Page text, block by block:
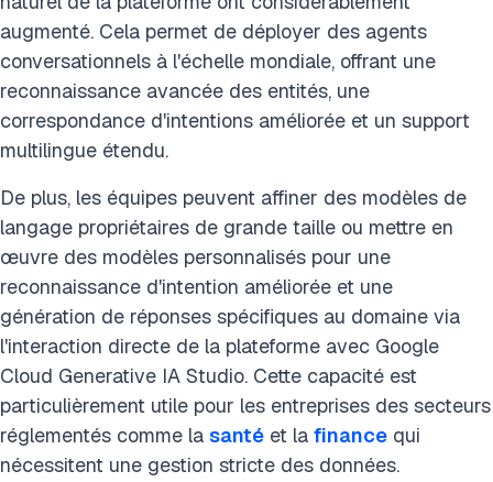
augmenté. Cela permet de déployer des agents
conversationnels à l'échelle mondiale, offrant une
reconnaissance avancée des entités, une
correspondance d'intentions améliorée et un support
multilingue étendu.
De plus, les équipes peuvent affiner des modèles de
langage propriétaires de grande taille ou mettre en
œuvre des modèles personnalisés pour une
reconnaissance d'intention améliorée et une
génération de réponses spécifiques au domaine via
l'interaction directe de la plateforme avec Google
Cloud Generative IA Studio. Cette capacité est
particulièrement utile pour les entreprises des secteurs
réglementés comme la santé et la finance qui
nécessitent une gestion stricte des données.